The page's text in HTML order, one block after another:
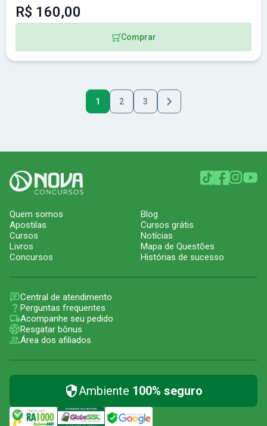
R$ 160,00
Comprar
1 2 3
Quem somos
Apostilas
Cursos
Livros
Concursos
Blog
Cursos grátis
Notícias
Mapa de Questões
Histórias de sucesso
Central de atendimento
Perguntas frequentes
Acompanhe seu pedido
Resgatar bônus
Área dos afiliados
Ambiente 100% seguro